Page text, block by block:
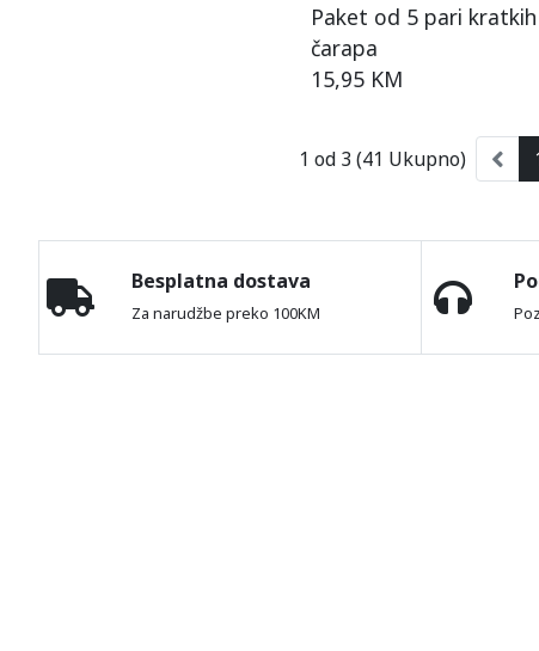
Paket od 5 pari kratkih
čarapa
15,95 KM
1 od 3 (41 Ukupno)
Besplatna dostava
Za narudžbe preko 100KM